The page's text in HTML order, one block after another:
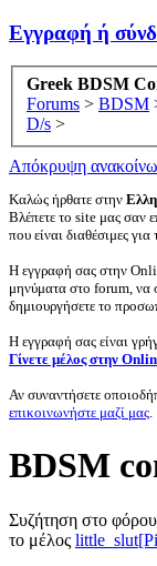
Εγγραφή ή
Greek BDSM
Forums > BDSM
D/s >
Απόκρυψη
Καλώς ήρθατε στην
Βλέπετε το site μας σαν
που είναι διαθέσιμες
Η εγγραφή σας στην
μηνύματα στο forum, να
δημιουργήσετε το
Η εγγραφή σας είναι
Γίνετε μέλος στην
Αν συναντήσετε
επικοινωνήστε μαζί μας.
BDSM
Συζήτηση στο
το μέλος